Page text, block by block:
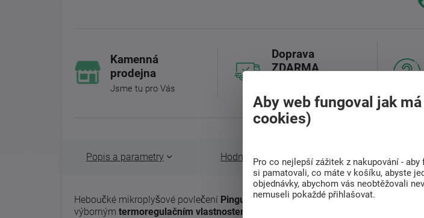
Kamenná
prodejna
Jsme tu pro Vás
Doprava
ZDARMA
Popis a parametry Hodnocení (0)
Heboučké mikroplyšové povlečení Pinguinje ideální volbou pro chladné dny díky
výborným termoregulačním vlastnostem
Aby web fungoval jak
cookies)
Pro co nejlepší zážitek z nakupování -
si pamatovali, co máte v košíku, abyste
objednávky, abychom vás neobtěžovali
nemuseli pokaždé přihlašovat.